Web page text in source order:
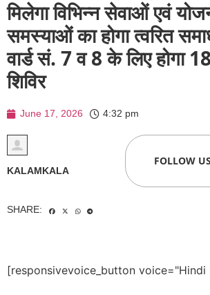
मिलेगा विभिन्न सेवाओं एवं
समस्याओं का होगा त्वरित
वार्ड सं. 7 व 8 के लिए होगा
शिविर
June 17, 2026 4:32 pm
KALAMKALA
FOLLOW
SHARE:
[responsivevoice_button voice="Hindi